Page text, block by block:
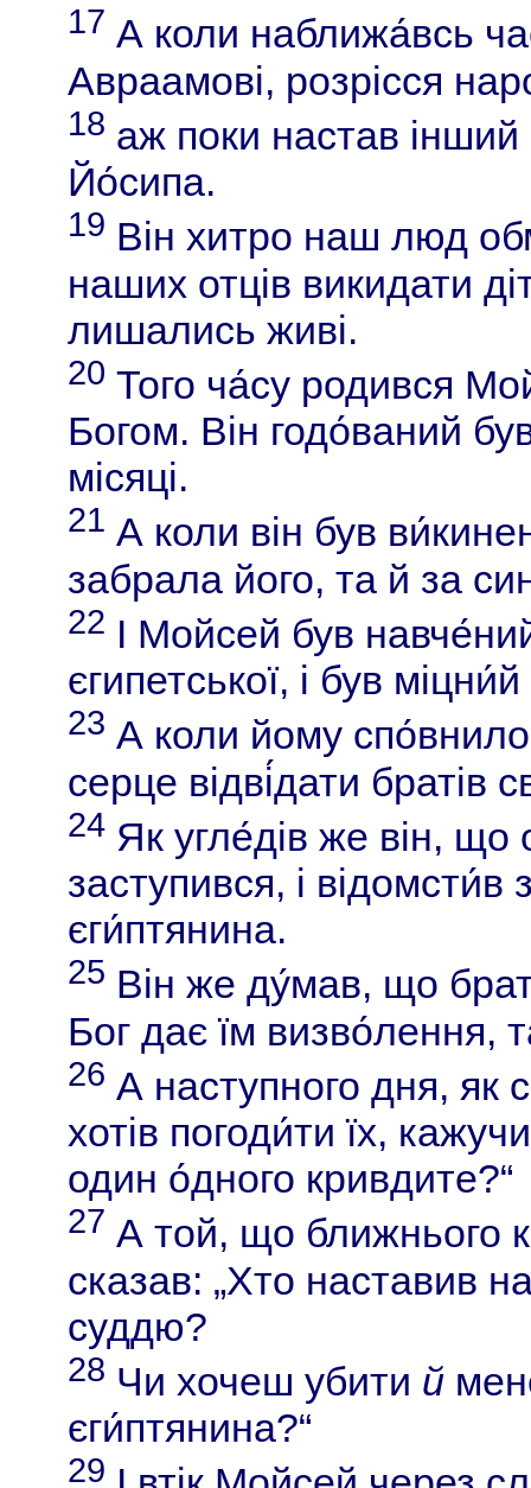
17 А коли наближа́всь
Авраамові, розрісся
18 аж поки настав
Йо́сипа.
19 Він хитро наш люд
наших отців викидати
лишались живі.
20 Того ча́су родився
Богом. Він годо́ваний
місяці.
21 А коли він був
забрала його, та й за
22 І Мойсей був
єгипетської, і був
23 А коли йому
серце відві́дати братів
24 Як угле́дів же він,
заступився, і
єги́птянина.
25 Він же ду́мав, що
Бог дає їм визво́лення,
26 А наступного дня, як
хотів погоди́ти їх,
один о́дного кривдите?“
27 А той, що ближнього
сказав: „Хто наставив
суддю?
28 Чи хочеш убити й
єги́птянина?“
29